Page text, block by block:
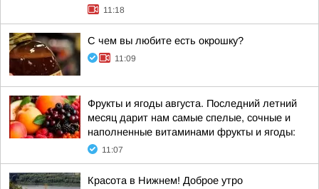
11:18
С чем вы любите есть окрошку?
11:09
Фрукты и ягоды августа. Последний летний
месяц дарит нам самые спелые, сочные и
наполненные витаминами фрукты и ягоды:
11:07
Красота в Нижнем! Доброе утро